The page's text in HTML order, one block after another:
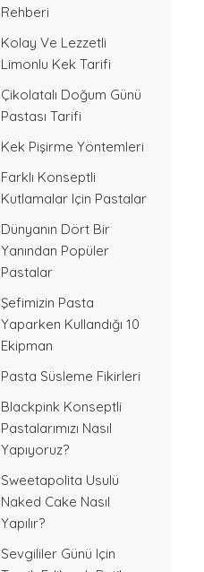
Rehberi
Kolay Ve Lezzetli
Limonlu Kek Tarifi
Çikolatalı Doğum Günü
Pastası Tarifi
Kek Pişirme Yöntemleri
Farklı Konseptli
Kutlamalar Için Pastalar
Dünyanın Dört Bir
Yanından Popüler
Pastalar
Şefimizin Pasta
Yaparken Kullandığı 10
Ekipman
Pasta Süsleme Fikirleri
Blackpink Konseptli
Pastalarımızı Nasıl
Yapıyoruz?
Sweetapolita Usulü
Naked Cake Nasıl
Yapılır?
Sevgililer Günü Için